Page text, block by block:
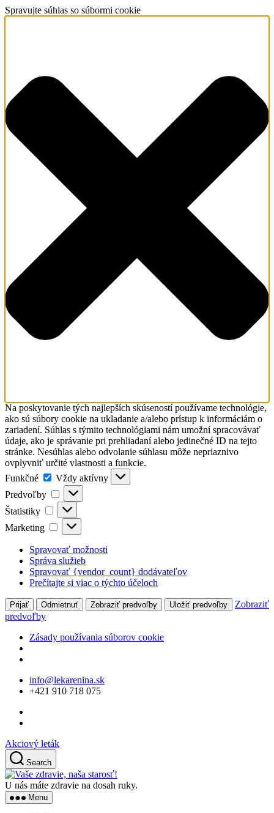
Spravujte súhlas so súbormi cookie
Na poskytovanie tých najlepších skúseností používame technológie,
ako sú súbory cookie na ukladanie a/alebo prístup k informáciám o
zariadení. Súhlas s týmito technológiami nám umožní spracovávať
údaje, ako je správanie pri prehliadaní alebo jedinečné ID na tejto
stránke. Nesúhlas alebo odvolanie súhlasu môže nepriaznivo
ovplyvniť určité vlastnosti a funkcie.
Funkčné
Funkčné
Vždy aktívny
Predvoľby
Predvoľby
Štatistiky Štatistiky
Marketing Marketing
Spravovať možnosti
Správa služieb
Spravovať {vendor_count} dodávateľov
Prečítajte si viac o týchto účeloch
Prijať Odmietnuť Zobraziť predvoľby Uložiť predvoľby
Zobraziť
predvoľby
Zásady používania súborov cookie
Skip
content
info@lekarenina.sk
+421 910 718 075
Akciový leták
Search
zdravie,
U nás máte zdravie na dosah ruky.
Menu